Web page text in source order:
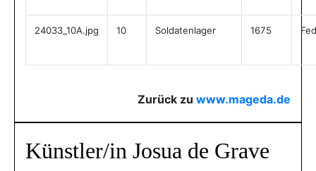
24033_10A.jpg 10 Soldatenlager 1675
Zurück zu www.mageda.de
Künstler/in Josua de Grave